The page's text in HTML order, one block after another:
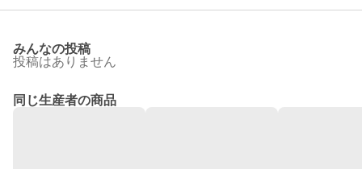
みんなの投稿
投稿はありません
同じ生産者の商品